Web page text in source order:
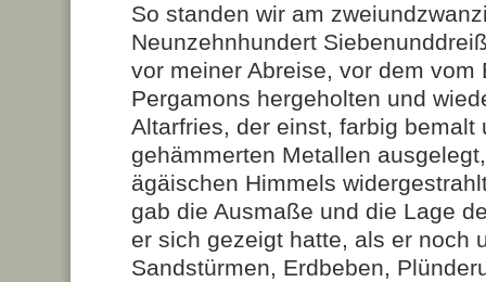
So standen wir am
Neunzehnhundert
vor meiner Abreise, vor dem vom
Pergamons hergeholten und
Altarfries, der einst, farbig bemalt
gehämmerten Metallen
ägäischen Himmels
gab die Ausmaße und die Lage
er sich gezeigt hatte, als er noch
Sandstürmen, Erdbeben,